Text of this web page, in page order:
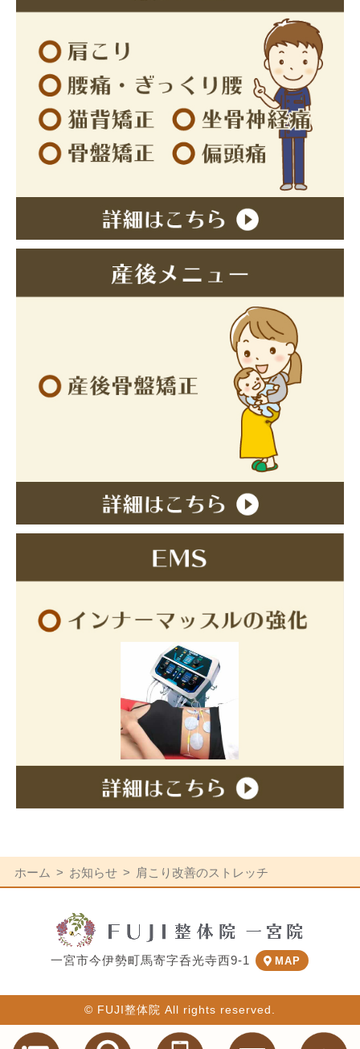
ホーム お知らせ 肩こり改善のストレッチ
一宮市今伊勢町馬寄字呑光寺西9-1 MAP
© FUJI整体院 All rights reserved.